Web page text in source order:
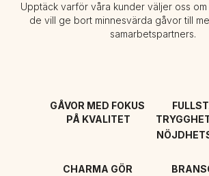
Upptäck varför våra kunder väljer oss
de vill ge bort minnesvärda gåvor till
samarbetspartners.
GÅVOR MED FOKUS
PÅ KVALITET
CHARMA GÖR